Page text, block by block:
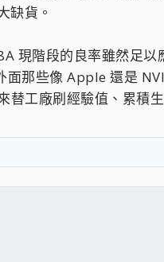
缺貨。
現階段的良率雖然足以
那些像 Apple 還是
工廠刷經驗值、累積